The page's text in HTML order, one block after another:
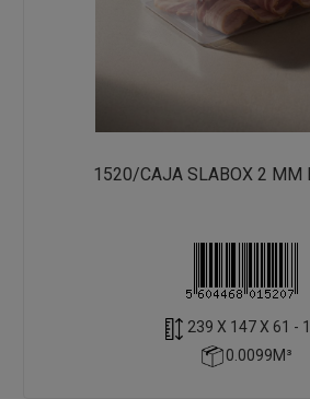
1520/CAJA SLABOX 2 MM
239 X 147 X 61 -
0.0099M³